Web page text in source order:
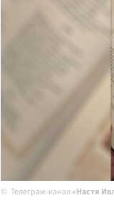
Телеграм-канал«Настя